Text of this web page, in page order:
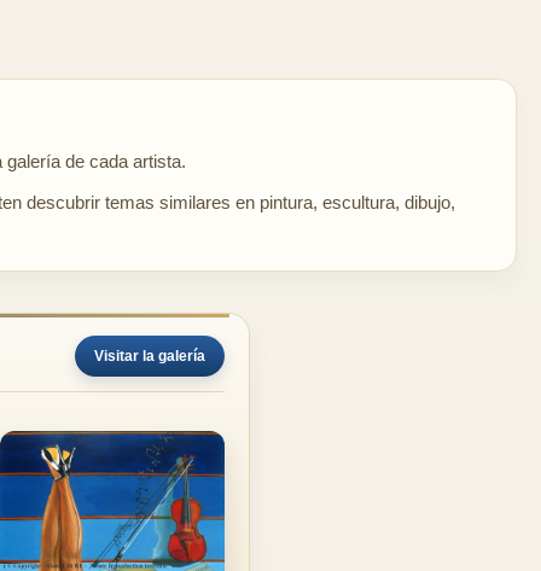
de cada artista.
descubrir temas similares en pintura, escultura, dibujo,
Visitar la galería